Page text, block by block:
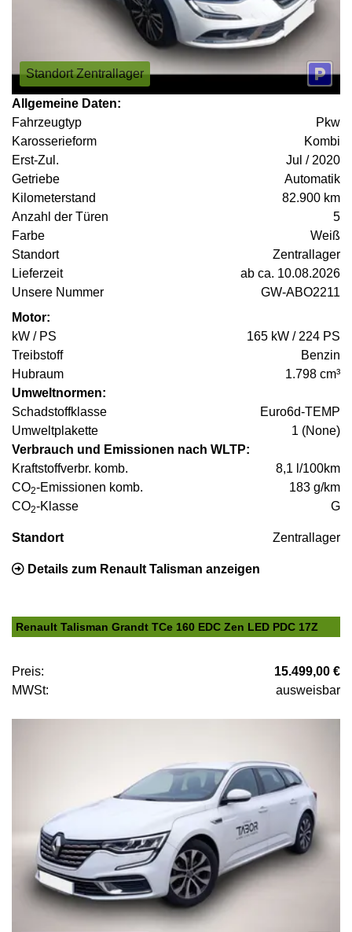
Standort Zentrallager
Allgemeine Daten:
Fahrzeugtyp
Pkw
Karosserieform
Kombi
Erst-Zul.
Jul / 2020
Getriebe
Automatik
Kilometerstand
82.900 km
Anzahl der Türen
5
Farbe
Weiß
Standort
Zentrallager
Lieferzeit
ab ca. 10.08.2026
Unsere Nummer
GW-ABO2211
Motor:
kW / PS
165 kW / 224 PS
Treibstoff
Benzin
Hubraum
1.798 cm³
Umweltnormen:
Schadstoffklasse
Euro6d-TEMP
Umweltplakette
1 (None)
Verbrauch und Emissionen nach WLTP:
Kraftstoffverbr. komb.
8,1 l/100km
CO2-Emissionen komb.
183 g/km
CO2-Klasse G
Standort Zentrallager
Details zum Renault Talisman anzeigen
Renault Talisman Grandt TCe 160 EDC Zen LED PDC 17Z
Preis:
15.499,00 €
MWSt:
ausweisbar